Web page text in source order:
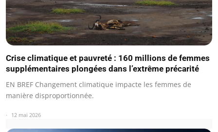
Crise climatique et pauvreté : 160 millions de femmes
supplémentaires plongées dans l’extrême précarité
EN BREF Changement climatique impacte les femmes de
manière disproportionnée.
12 mai 2026